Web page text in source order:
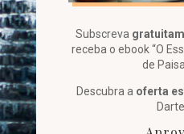
Subscreva
receba o ebook “O
de
Descubra a oferta